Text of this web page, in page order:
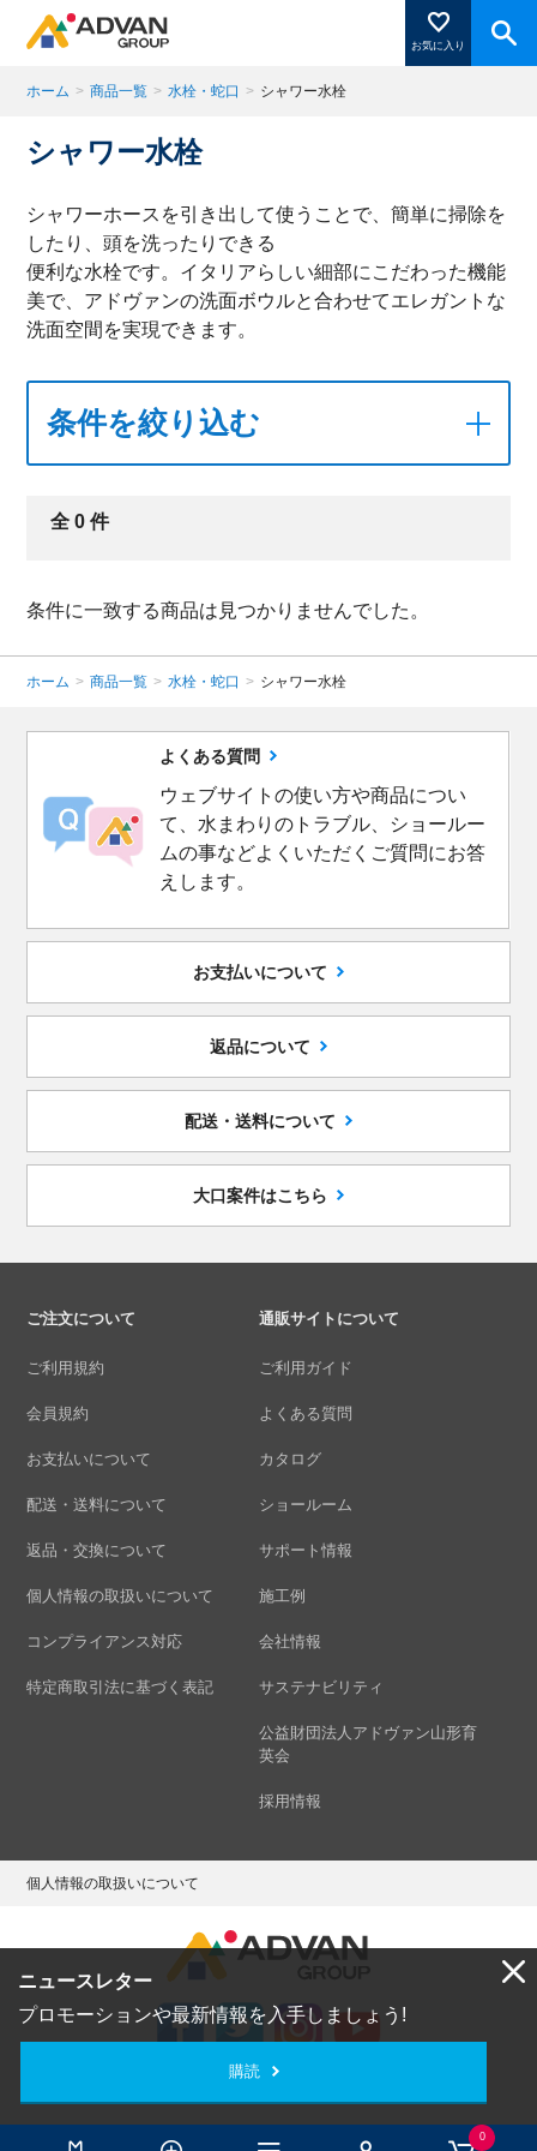
お気に入り
0
商品ページにある「お気に入り登録」を押すと登録した
閉じる
ニュースレター
プロモーションや最新情報を入手しましょう!
購読
ホーム > 商品一覧 > 水栓・蛇口 > シャワー水栓
シャワー水栓
シャワーホースを引き出して使うことで、簡単に掃除を
したり、頭を洗ったりできる
便利な水栓です。イタリアらしい細部にこだわった機能
美で、アドヴァンの洗面ボウルと合わせてエレガントな
洗面空間を実現できます。
条件を絞り込む
全0 件
条件に一致する商品は見つかりませんでした。
ホーム > 商品一覧 > 水栓・蛇口 > シャワー水栓
よくある質問
ウェブサイトの使い方や商品につい
て、水まわりのトラブル、ショールー
ムの事などよくいただくご質問にお答
えします。
お支払いについて
返品について
配送・送料について
大口案件はこちら
ご注文について
ご利用規約
会員規約
お支払いについて
配送・送料について
返品・交換について
個人情報の取扱いについて
コンプライアンス対応
特定商取引法に基づく表記
通販サイトについて
ご利用ガイド
よくある質問
カタログ
ショールーム
サポート情報
施工例
会社情報
サステナビリティ
公益財団法人アドヴァン山形育
英会
採用情報
個人情報の取扱いについて